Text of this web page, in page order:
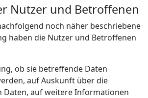
Nutzer und Betroffenen
noch näher beschriebene
haben die Nutzer und Betroffenen
ob sie betreffende Daten
auf Auskunft über die
Daten, auf weitere Informationen